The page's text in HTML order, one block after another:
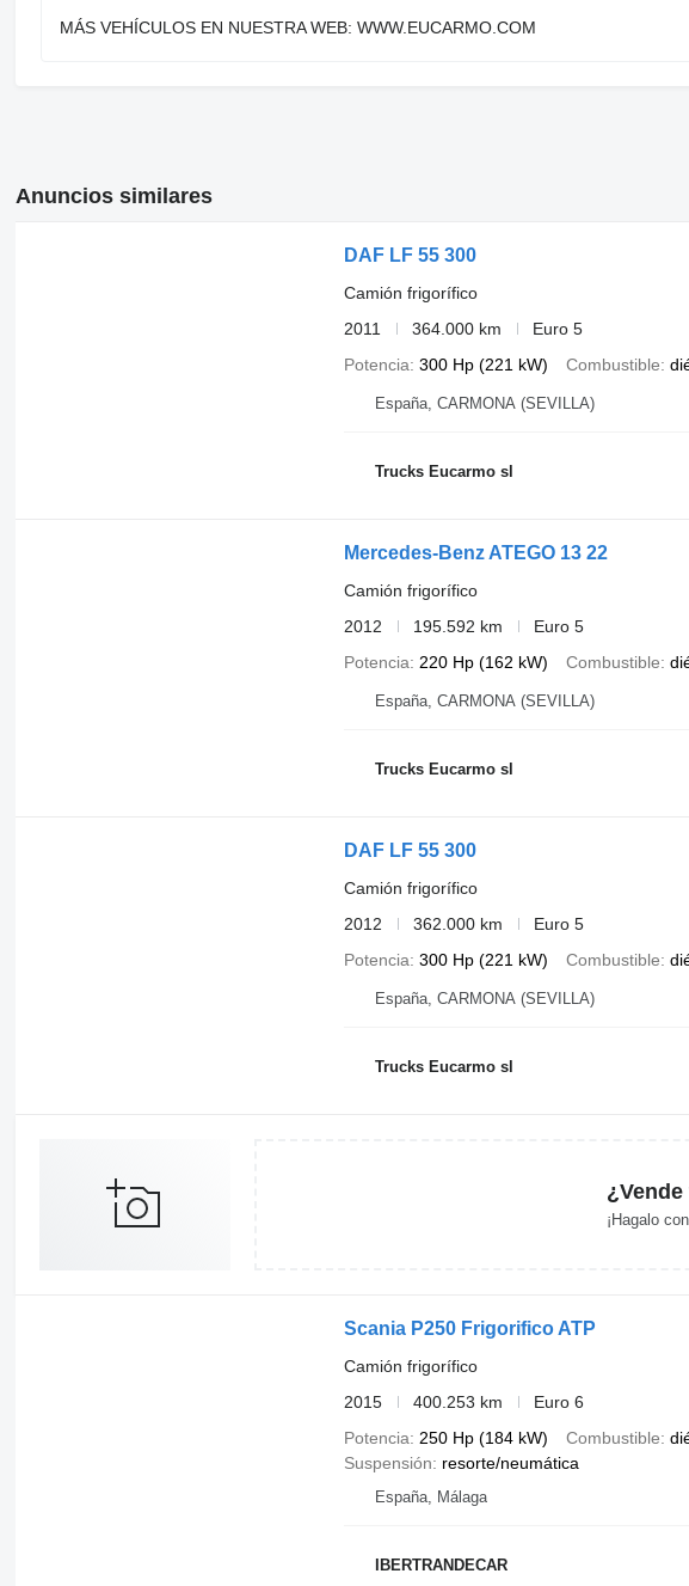
MÁS VEHÍCULOS EN NUESTRA WEB: WWW.EUCARMO.COM
Anuncios similares
DAF LF 55 300
Camión frigorífico
2011
364.000 km
Euro 5
Potencia 300 Hp (221 kW) Combustible
España, CARMONA (SEVILLA)
Trucks Eucarmo sl
Mercedes-Benz ATEGO 13 22
Camión frigorífico
2012
195.592 km
Euro 5
Potencia
220 Hp (162 kW) Combustible
España, CARMONA (SEVILLA)
Trucks Eucarmo sl
DAF LF 55 300
Camión frigorífico
2012
362.000 km
Euro 5
Potencia 300 Hp (221 kW) Combustible
España, CARMONA (SEVILLA)
Trucks Eucarmo sl
¡Hagalo
Scania P250 Frigorifico ATP
Camión frigorífico
2015
400.253 km
Euro 6
Potencia
250 Hp (184 kW) Combustible
Suspensión
resorte/neumática
España, Málaga
IBERTRANDECAR